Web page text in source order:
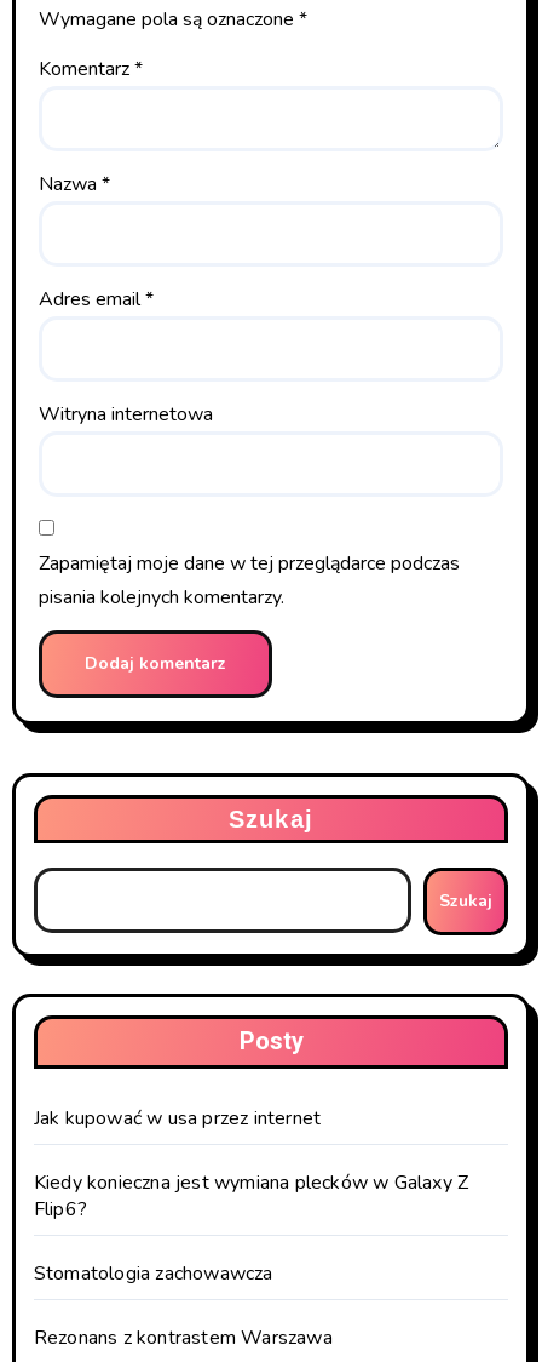
Wymagane pola są oznaczone*
Komentarz*
Nazwa*
Adres email*
Witryna internetowa
Zapamiętaj moje dane w tej przeglądarce podczas
pisania kolejnych komentarzy.
Szukaj
Szukaj
Posty
Jak kupować w usa przez internet
Kiedy konieczna jest wymiana plecków w Galaxy Z
Flip6?
Stomatologia zachowawcza
Rezonans z kontrastem Warszawa